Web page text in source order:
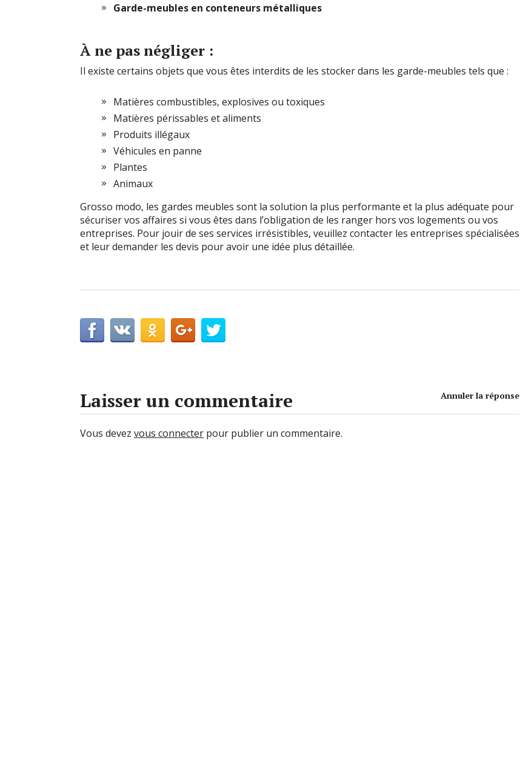
Garde-meubles en conteneurs métalliques
À ne pas négliger :
Il existe certains objets que vous êtes interdits de les stocker dans les garde-meubles tels que :
Matières combustibles, explosives ou toxiques
Matières périssables et aliments
Produits illégaux
Véhicules en panne
Plantes
Animaux
Grosso modo, les gardes meubles sont la solution la plus performante et la plus adéquate pour
sécuriser vos affaires si vous êtes dans l’obligation de les ranger hors vos logements ou vos
entreprises. Pour jouir de ses services irrésistibles, veuillez contacter les entreprises spécialisées
et leur demander les devis pour avoir une idée plus détaillée.
Laisser un commentaire Annuler la réponse
Vous devez vous connecter pour publier un commentaire.